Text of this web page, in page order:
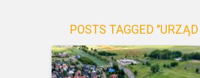
POSTS TAGGED